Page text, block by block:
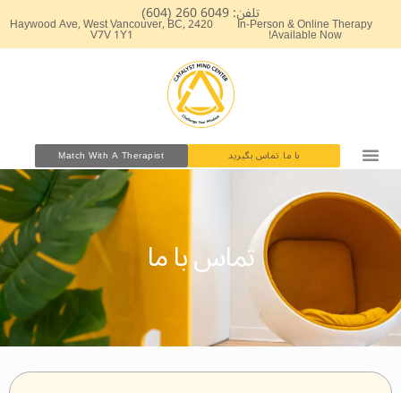
محتوا
تلفن: 6049 260 (604)
In-Person & Online Therapy
Available Now!
2420 Haywood Ave, West Vancouver, BC,
V7V 1Y1
با ما تماس بگیرید Match With A Therapist
تماس با ما